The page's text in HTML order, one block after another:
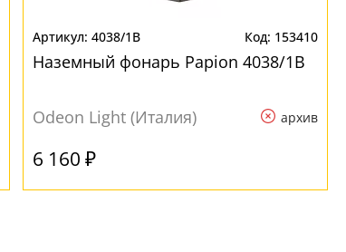
4038/1B 153410
Наземный фонарь Papion 4038/1B
Odeon Light (Италия) архив
6 160 ₽